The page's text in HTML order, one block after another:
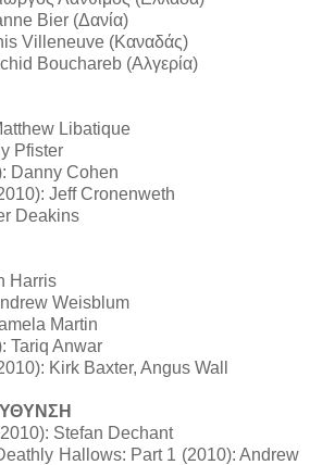
Bier (Δανία)
Villeneuve (Καναδάς)
Bouchareb (Αλγερία)
Libatique
Pfister
Danny Cohen
Jeff Cronenweth
Deakins
Harris
Weisblum
Martin
Tariq Anwar
Kirk Baxter, Angus Wall
Stefan Dechant
Hallows: Part 1 (2010): Andrew